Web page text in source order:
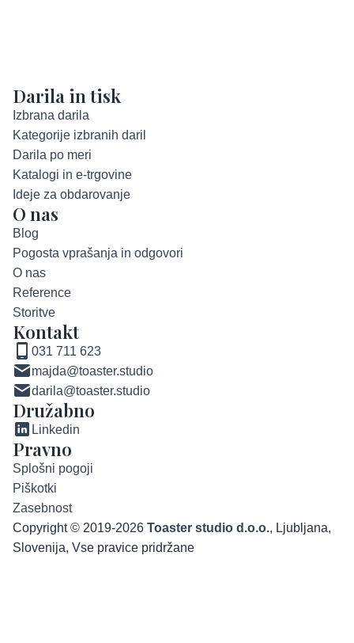
Darila in tisk
Izbrana darila
Kategorije izbranih daril
Darila po meri
Katalogi in e-trgovine
Ideje za obdarovanje
O nas
Blog
Pogosta vprašanja in odgovori
O nas
Reference
Storitve
Kontakt
031 711 623
majda@toaster.studio
darila@toaster.studio
Družabno
Linkedin
Pravno
Splošni pogoji
Piškotki
Zasebnost
Copyright © 2019-2026 Toaster studio d.o.o., Ljubljana,
Slovenija, Vse pravice pridržane